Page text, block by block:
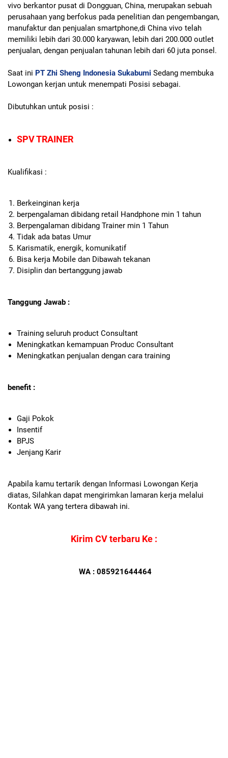
vivo berkantor pusat di Dongguan, China, merupakan sebuah
perusahaan yang berfokus pada penelitian dan pengembangan,
manufaktur dan penjualan smartphone,di China vivo telah
memiliki lebih dari 30.000 karyawan, lebih dari 200.000 outlet
penjualan, dengan penjualan tahunan lebih dari 60 juta ponsel.
Saat ini PT Zhi Sheng Indonesia Sukabumi Sedang membuka
Lowongan kerjan untuk menempati Posisi sebagai.
Dibutuhkan untuk posisi :
SPV TRAINER
Kualifikasi :
Berkeinginan kerja
berpengalaman dibidang retail Handphone min 1 tahun
Berpengalaman dibidang Trainer min 1 Tahun
Tidak ada batas Umur
Karismatik, energik, komunikatif
Bisa kerja Mobile dan Dibawah tekanan
Disiplin dan bertanggung jawab
Tanggung Jawab :
Training seluruh product Consultant
Meningkatkan kemampuan Produc Consultant
Meningkatkan penjualan dengan cara training
benefit :
Gaji Pokok
Insentif
BPJS
Jenjang Karir
Apabila kamu tertarik dengan Informasi Lowongan Kerja
diatas, Silahkan dapat mengirimkan lamaran kerja melalui
Kontak WA yang tertera dibawah ini.
Kirim CV terbaru Ke :
WA : 085921644464